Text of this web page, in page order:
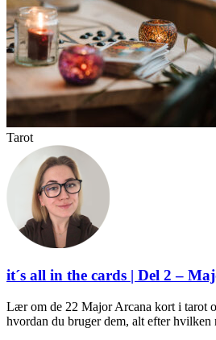
Tarot
it´s all in the cards | Del 2 –
Lær om de 22 Major Arcana kort i tarot
hvordan du bruger dem, alt efter hvilken